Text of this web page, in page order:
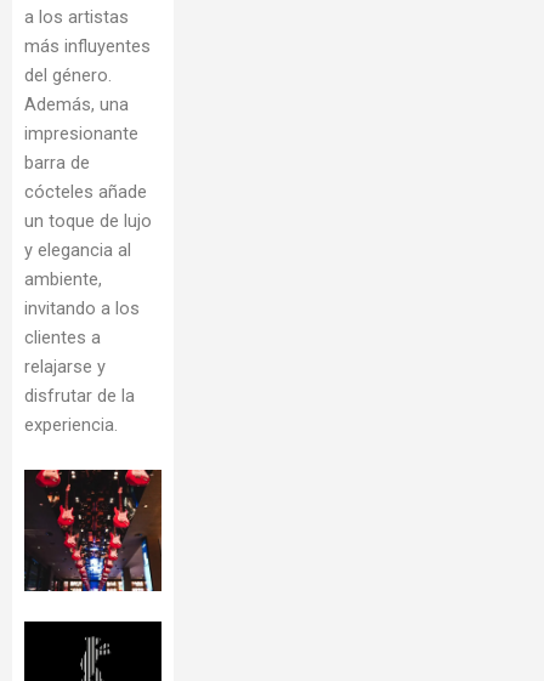
a los artistas
más influyentes
del género.
Además, una
impresionante
barra de
cócteles añade
un toque de lujo
y elegancia al
ambiente,
invitando a los
clientes a
relajarse y
disfrutar de la
experiencia.